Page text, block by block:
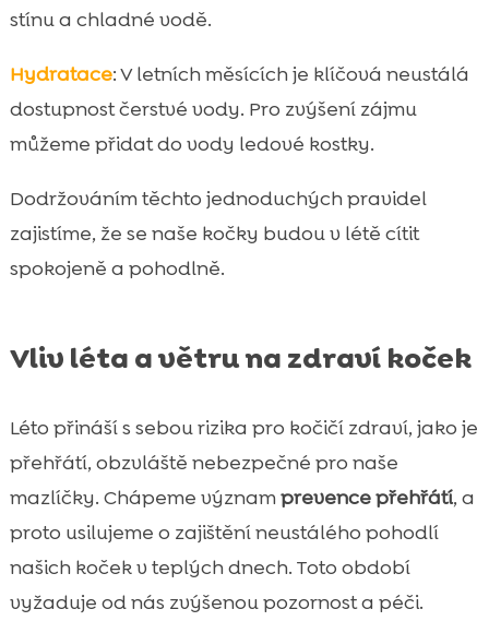
stínu a chladné vodě.
Hydratace: V letních měsících je klíčová neustálá
dostupnost čerstvé vody. Pro zvýšení zájmu
můžeme přidat do vody ledové kostky.
Dodržováním těchto jednoduchých pravidel
zajistíme, že se naše kočky budou v létě cítit
spokojeně a pohodlně.
Vliv léta a větru na zdraví koček
Léto přináší s sebou rizika pro kočičí zdraví, jako je
přehřátí, obzvláště nebezpečné pro naše
mazlíčky. Chápeme významprevence přehřátí, a
proto usilujeme o zajištění neustálého pohodlí
našich koček v teplých dnech. Toto období
vyžaduje od nás zvýšenou pozornost a péči.